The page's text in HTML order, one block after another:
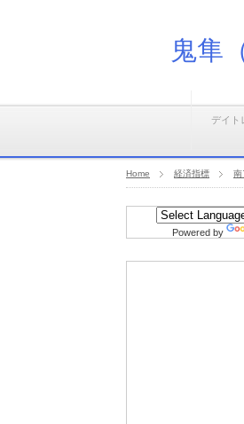
鬼隼
デイト
Home 経済指標 南
Powered by